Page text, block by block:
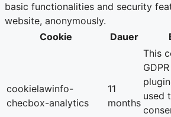
basic functionalities and security
website, anonymously.
Cookie
Dauer
cookielawinfo-
checbox-analytics
11
months
This
used